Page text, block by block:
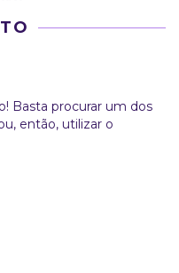
Basta procurar um dos
então, utilizar o